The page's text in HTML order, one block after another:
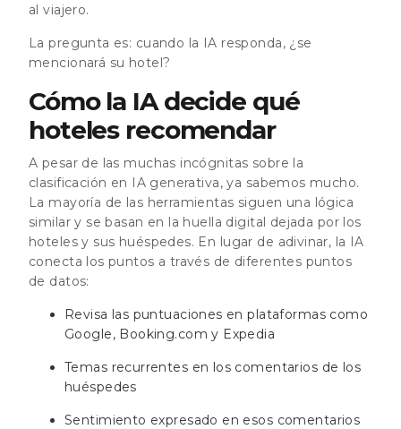
al viajero.
La pregunta es: cuando la IA responda, ¿se
mencionará su hotel?
Cómo la IA decide qué
hoteles recomendar
A pesar de las muchas incógnitas sobre la
clasificación en IA generativa, ya sabemos mucho.
La mayoría de las herramientas siguen una lógica
similar y se basan en la huella digital dejada por los
hoteles y sus huéspedes. En lugar de adivinar, la IA
conecta los puntos a través de diferentes puntos
de datos:
Revisa las puntuaciones en plataformas como
Google, Booking.com y Expedia
Temas recurrentes en los comentarios de los
huéspedes
Sentimiento expresado en esos comentarios